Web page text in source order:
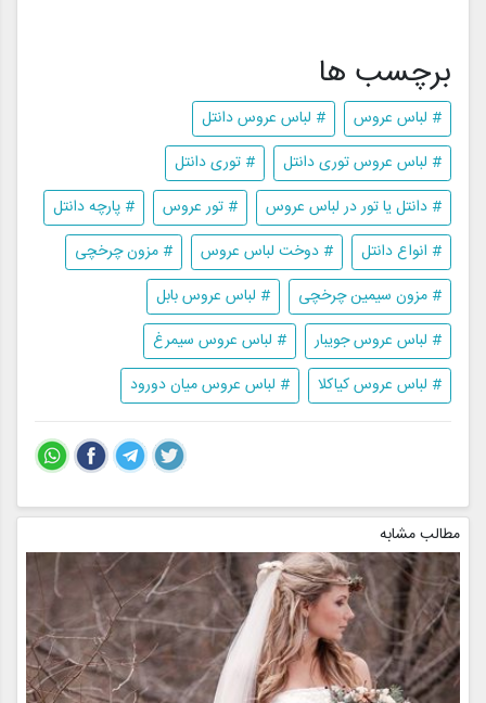
برچسب ها
# لباس عروس
# لباس عروس دانتل
# لباس عروس توری دانتل
# توری دانتل
# دانتل یا تور در لباس عروس
# تور عروس
# پارچه دانتل
# انواع دانتل
# دوخت لباس عروس
# مزون چرخچی
# مزون سیمین چرخچی
# لباس عروس بابل
# لباس عروس جویبار
# لباس عروس سیمرغ
# لباس عروس کیاکلا
# لباس عروس میان دورود
مطالب مشابه